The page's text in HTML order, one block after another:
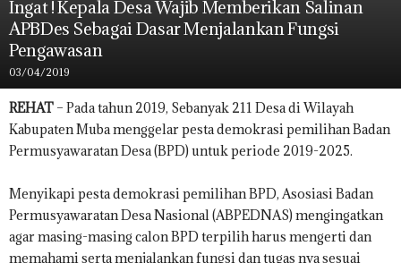
Ingat ! Kepala Desa Wajib Memberikan Salinan
APBDes Sebagai Dasar Menjalankan Fungsi
Pengawasan
03/04/2019
REHAT – Pada tahun 2019, Sebanyak 211 Desa di Wilayah
Kabupaten Muba menggelar pesta demokrasi pemilihan Badan
Permusyawaratan Desa (BPD) untuk periode 2019-2025.
Menyikapi pesta demokrasi pemilihan BPD, Asosiasi Badan
Permusyawaratan Desa Nasional (ABPEDNAS) mengingatkan
agar masing-masing calon BPD terpilih harus mengerti dan
memahami serta menjalankan fungsi dan tugas nya sesuai